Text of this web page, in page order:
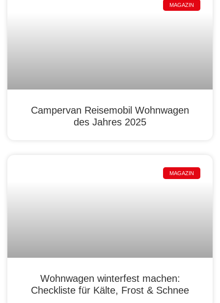
MAGAZIN
Campervan Reisemobil Wohnwagen
des Jahres 2025
MAGAZIN
Wohnwagen winterfest machen:
Checkliste für Kälte, Frost & Schnee